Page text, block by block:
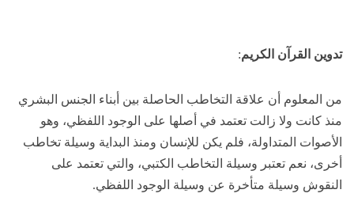
تدوين القرآن الكريم:
من المعلوم أن علاقة التخاطب الحاصلة بين أبناء الجنس البشري
منذ كانت ولا زالت تعتمد في أصلها على الوجود اللفظي، وهو
الأصوات المتداولة، فلم يكن للإنسان ومنذ البداية وسيلة تخاطب
أخرى، نعم تعتبر وسيلة التخاطب الكتبي، والتي تعتمد على
النقوش وسيلة متأخرة عن وسيلة الوجود اللفظي.